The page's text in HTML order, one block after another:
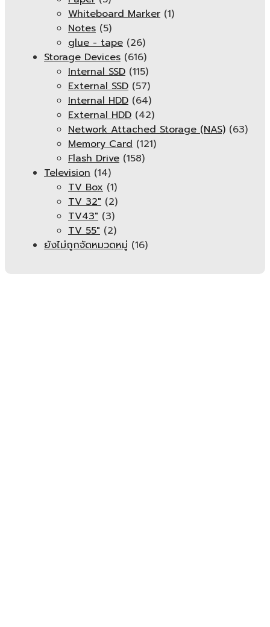
Whiteboard Marker (1)
Notes (5)
glue - tape (26)
Storage Devices (616)
Internal SSD (115)
External SSD (57)
Internal HDD (64)
External HDD (42)
Network Attached Storage (NAS) (63)
Memory Card (121)
Flash Drive (158)
Television (14)
TV Box (1)
TV 32" (2)
TV43" (3)
TV 55" (2)
ยังไม่ถูกจัดหมวดหมู่ (16)